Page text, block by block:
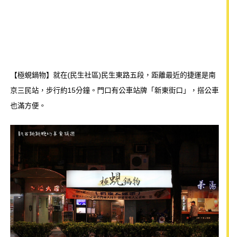
【極蜆鍋物】就在(民生社區)民生東路五段，距離最近的捷運是南
京三民站，步行約15分鐘。門口有公車站牌「新東街口」，搭公車
也滿方便。